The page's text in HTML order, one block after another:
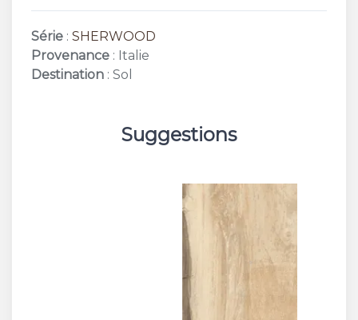
Série : SHERWOOD
Provenance : Italie
Destination : Sol
Suggestions